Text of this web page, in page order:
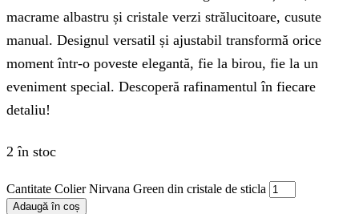
macrame albastru și cristale verzi strălucitoare, cusute
manual. Designul versatil și ajustabil transformă orice
moment într-o poveste elegantă, fie la birou, fie la un
eveniment special. Descoperă rafinamentul în fiecare
detaliu!
2 în stoc
Cantitate Colier Nirvana Green din cristale de sticla
Adaugă în coș